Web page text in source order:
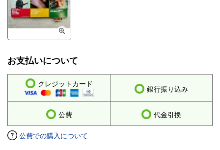
お支払いについて
クレジットカード
銀行振り込み
公費 代金引換
公費での購入について